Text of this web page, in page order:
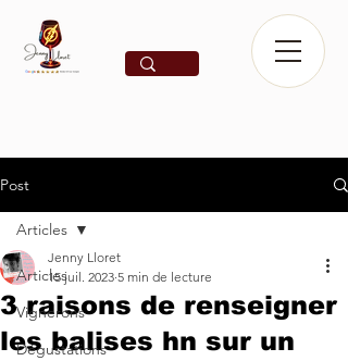
Post
Articles
Vignerons
Dégustations
Articles
3 raisons de renseigner
les balises hn sur un
Jenny Lloret
15 juil. 2023 5 min de lecture